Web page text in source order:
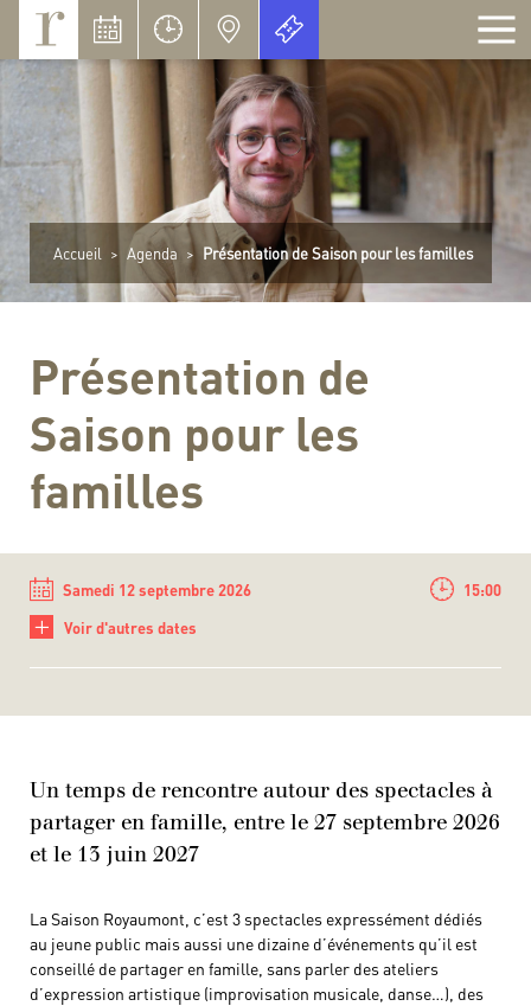
Accueil > Agenda > Présentation de Saison pour les familles
Présentation de
Saison pour les
familles
Samedi 12 septembre 2026 15:00
+ Voir d'autres dates
Un temps de rencontre autour des spectacles à
partager en famille, entre le 27 septembre 2026
et le 13 juin 2027
La Saison Royaumont, c’est 3 spectacles expressément dédiés
au jeune public mais aussi une dizaine d’événements qu’il est
conseillé de partager en famille, sans parler des ateliers
d’expression artistique (improvisation musicale, danse…), des
Panneau de gestion des cookies